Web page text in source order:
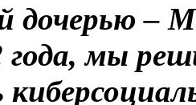
дочерью –
года, мы